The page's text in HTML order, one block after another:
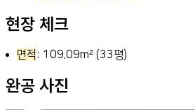
현장 체크
면적: 109.09m² (33평)
완공 사진